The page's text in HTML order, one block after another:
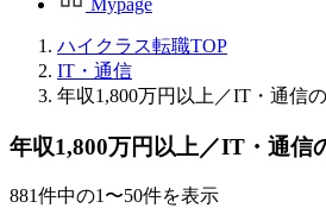
Mypage
ハイクラス転職TOP
IT・通信
年収1,800万円以上／IT・通信
年収1,800万円以上／IT・通信
881件中の1〜50件を表示